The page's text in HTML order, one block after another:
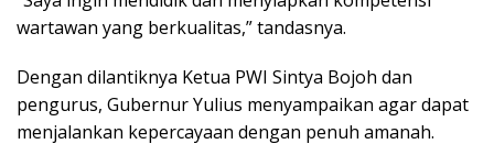
wartawan yang berkualitas,” tandasnya.
Dengan dilantiknya Ketua PWI Sintya Bojoh dan
pengurus, Gubernur Yulius menyampaikan agar dapat
menjalankan kepercayaan dengan penuh amanah.